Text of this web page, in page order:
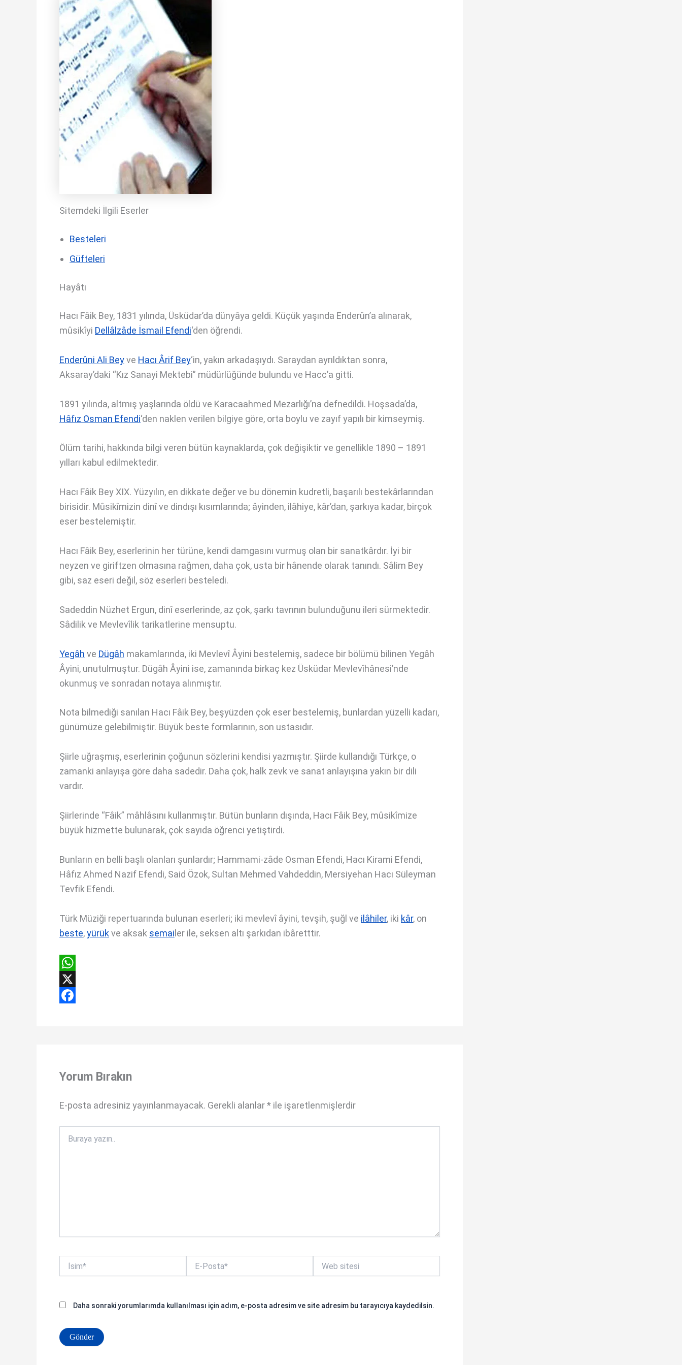
Sitemdeki İlgili Eserler
Besteleri
Güfteleri
Hayâtı
Hacı Fâik Bey, 1831 yılında, Üsküdar’da dünyâya geldi. Küçük yaşında Enderûn’a alınarak,
mûsikîyi Dellâlzâde İsmail Efendi‘den öğrendi.
Enderûni Ali Beyve Hacı Ârif Bey‘in, yakın arkadaşıydı. Saraydan ayrıldıktan sonra,
Aksaray’daki “Kız Sanayi Mektebi” müdürlüğünde bulundu ve Hacc’a gitti.
1891 yılında, altmış yaşlarında öldü ve Karacaahmed Mezarlığı’na defnedildi. Hoşsada’da,
Hâfız Osman Efendi‘den naklen verilen bilgiye göre, orta boylu ve zayıf yapılı bir kimseymiş.
Ölüm tarihi, hakkında bilgi veren bütün kaynaklarda, çok değişiktir ve genellikle 1890 – 1891
yılları kabul edilmektedir.
Hacı Fâik Bey XIX. Yüzyılın, en dikkate değer ve bu dönemin kudretli, başarılı bestekârlarından
birisidir. Mûsikîmizin dinî ve dindışı kısımlarında; âyinden, ilâhiye, kâr’dan, şarkıya kadar, birçok
eser bestelemiştir.
Hacı Fâik Bey, eserlerinin her türüne, kendi damgasını vurmuş olan bir sanatkârdır. İyi bir
neyzen ve giriftzen olmasına rağmen, daha çok, usta bir hânende olarak tanındı. Sâlim Bey
gibi, saz eseri değil, söz eserleri besteledi.
Sadeddin Nüzhet Ergun, dinî eserlerinde, az çok, şarkı tavrının bulunduğunu ileri sürmektedir.
Sâdilik ve Mevlevîlik tarikatlerine mensuptu.
Yegâh ve Dügâh makamlarında, iki Mevlevî Âyini bestelemiş, sadece bir bölümü bilinen Yegâh
Âyini, unutulmuştur. Dügâh Âyini ise, zamanında birkaç kez Üsküdar Mevlevîhânesi’nde
okunmuş ve sonradan notaya alınmıştır.
Nota bilmediği sanılan Hacı Fâik Bey, beşyüzden çok eser bestelemiş, bunlardan yüzelli kadarı,
günümüze gelebilmiştir. Büyük beste formlarının, son ustasıdır.
Şiirle uğraşmış, eserlerinin çoğunun sözlerini kendisi yazmıştır. Şiirde kullandığı Türkçe, o
zamanki anlayışa göre daha sadedir. Daha çok, halk zevk ve sanat anlayışına yakın bir dili
vardır.
Şiirlerinde “Fâik” mâhlâsını kullanmıştır. Bütün bunların dışında, Hacı Fâik Bey, mûsikîmize
büyük hizmette bulunarak, çok sayıda öğrenci yetiştirdi.
Bunların en belli başlı olanları şunlardır; Hammami-zâde Osman Efendi, Hacı Kirami Efendi,
Hâfız Ahmed Nazif Efendi, Said Özok, Sultan Mehmed Vahdeddin, Mersiyehan Hacı Süleyman
Tevfik Efendi.
Türk Müziği repertuarında bulunan eserleri; iki mevlevî âyini, tevşih, şuğl ve ilâhiler, iki kâr, on
beste,yürükve aksak semailer ile, seksen altı şarkıdan ibâretttir.
W
h
p
X
b
o
k
Yorum Bırakın
E-posta adresiniz yayınlanmayacak. Gerekli alanlar* ile işaretlenmişlerdir
yazın..
İsim*
Posta*
sitesi
Daha sonraki yorumlarımda kullanılması için adım, e-posta adresim ve site adresim bu tarayıcıya kaydedilsin.